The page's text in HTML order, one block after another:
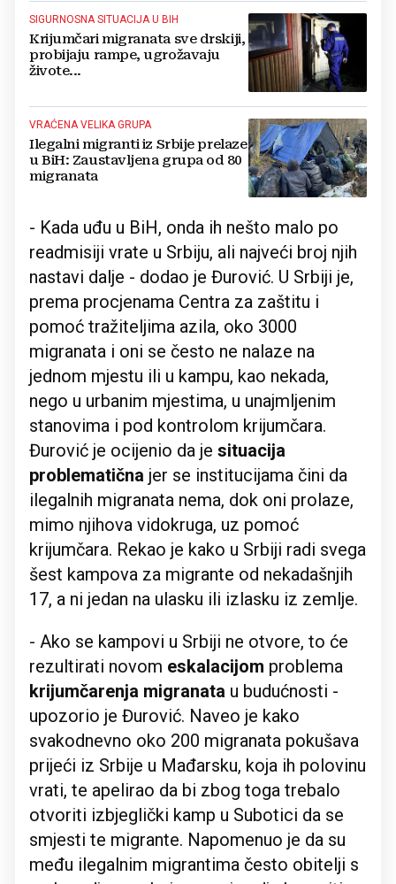
SIGURNOSNA SITUACIJA U BIH
Krijumčari migranata sve drskiji,
probijaju rampe, ugrožavaju
živote...
VRAĆENA VELIKA GRUPA
Ilegalni migranti iz Srbije prelaze
u BiH: Zaustavljena grupa od 80
migranata
- Kada uđu u BiH, onda ih nešto malo po
readmisiji vrate u Srbiju, ali najveći broj njih
nastavi dalje - dodao je Đurović. U Srbiji je,
prema procjenama Centra za zaštitu i
pomoć tražiteljima azila, oko 3000
migranata i oni se često ne nalaze na
jednom mjestu ili u kampu, kao nekada,
nego u urbanim mjestima, u unajmljenim
stanovima i pod kontrolom krijumčara.
Đurović je ocijenio da je situacija
problematična jer se institucijama čini da
ilegalnih migranata nema, dok oni prolaze,
mimo njihova vidokruga, uz pomoć
krijumčara. Rekao je kako u Srbiji radi svega
šest kampova za migrante od nekadašnjih
17, a ni jedan na ulasku ili izlasku iz zemlje.
- Ako se kampovi u Srbiji ne otvore, to će
rezultirati novom eskalacijom problema
krijumčarenja migranata u budućnosti -
upozorio je Đurović. Naveo je kako
svakodnevno oko 200 migranata pokušava
prijeći iz Srbije u Mađarsku, koja ih polovinu
vrati, te apelirao da bi zbog toga trebalo
otvoriti izbjeglički kamp u Subotici da se
smjesti te migrante. Napomenuo je da su
među ilegalnim migrantima često obitelji s